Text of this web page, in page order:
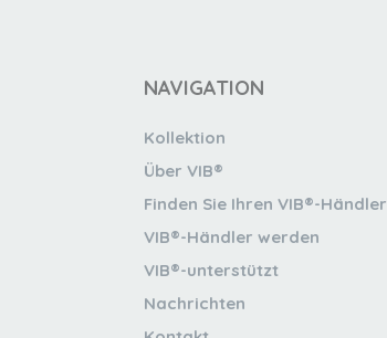
NAVIGATION
Kollektion
Über VIB®
Finden Sie Ihren VIB®-Händler
VIB®-Händler werden
VIB®-unterstützt
Nachrichten